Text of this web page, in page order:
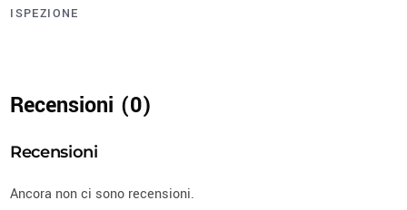
ISPEZIONE
Recensioni (0)
Recensioni
Ancora non ci sono recensioni.